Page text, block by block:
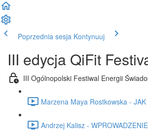
Poprzednia sesja Kontynuuj
III edycja QiFit
III Ogólnopolski Festiwal Energii
Marzena Maya Rostkowska -
Andrzej Kalisz -